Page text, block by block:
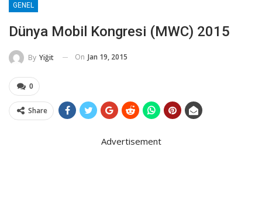
GENEL
Dünya Mobil Kongresi (MWC) 2015
By Yiğit On Jan 19, 2015
0
Share
Advertisement